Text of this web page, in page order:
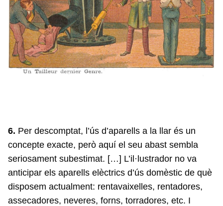
6. Per descomptat, l’ús d’aparells a la llar és un
concepte exacte, però aquí el seu abast sembla
seriosament subestimat. […] L’il·lustrador no va
anticipar els aparells elèctrics d’ús domèstic de què
disposem actualment: rentavaixelles, rentadores,
assecadores, neveres, forns, torradores, etc. I